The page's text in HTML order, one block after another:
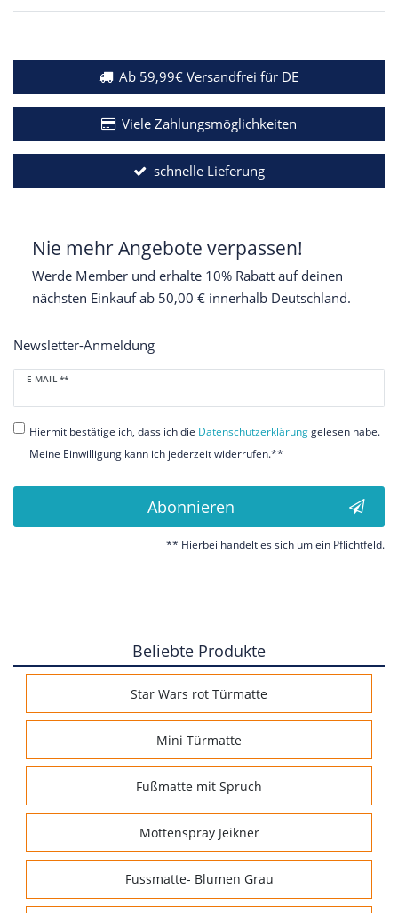
Ab 59,99€ Versandfrei für DE
Viele Zahlungsmöglichkeiten
schnelle Lieferung
Nie mehr Angebote verpassen!
Werde Member und erhalte 10% Rabatt auf deinen
nächsten Einkauf ab 50,00 € innerhalb Deutschland.
Newsletter-Anmeldung
E-MAIL **
Newsletter
Honig
Hiermit bestätige ich, dass ich die Daten­schutz­erklärunggelesen habe.
Meine Einwilligung kann ich jederzeit widerrufen.**
Abonnieren
** Hierbei handelt es sich um ein Pflichtfeld.
Beliebte Produkte
Star Wars rot Türmatte
Mini Türmatte
Fußmatte mit Spruch
Mottenspray Jeikner
Fussmatte- Blumen Grau